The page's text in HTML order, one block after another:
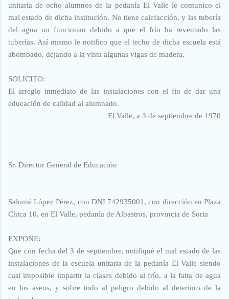
unitaria de ocho alumnos de la pedanía El Valle le comunico el
mal estado de dicha institución. No tiene calefacción, y las tubería
del agua no funcionan debido a que el frío ha reventado las
tuberías. Así mismo le notifico que el techo de dicha escuela está
abombado, dejando a la vista algunas vigas de madera.
SOLICITO:
El arreglo inmediato de las instalaciones con el fin de dar una
educación de calidad al alumnado.
El Valle, a 3 de septiembre de 1970
Sr. Director General de Educación
Salomé López Pérez, con DNI 742935001, con dirección en Plaza
Chica 10, en El Valle, pedanía de Albastros, provincia de Soria
EXPONE:
Que con fecha del 3 de septiembre, notifiqué el mal estado de las
instalaciones de la escuela unitaria de la pedanía El Valle siendo
casi imposible impartir la clases debido al frío, a la falta de agua
en los aseos, y sobre todo al peligro debido al deterioro de la